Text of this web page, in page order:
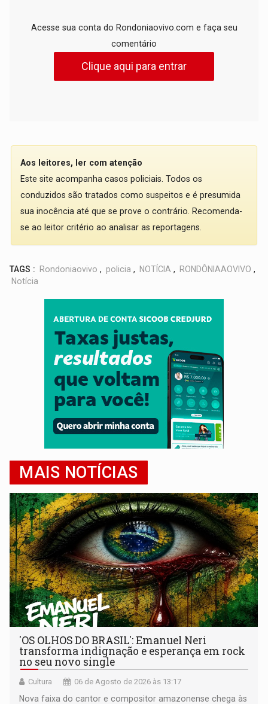
Acesse sua conta do Rondoniaovivo.com e faça seu
comentário
Clique aqui para entrar
Aos leitores, ler com atenção
Este site acompanha casos policiais. Todos os
conduzidos são tratados como suspeitos e é presumida
sua inocência até que se prove o contrário. Recomenda-
se ao leitor critério ao analisar as reportagens.
TAGS : Rondoniaovivo , policia , NOTÍCIA , RONDÔNIAAOVIVO ,
Notícia
MAIS NOTÍCIAS
'OS OLHOS DO BRASIL': Emanuel Neri
transforma indignação e esperança em rock
no seu novo single
Cultura 06 de Agosto de 2026 às 13:17
Nova faixa do cantor e compositor amazonense chega às